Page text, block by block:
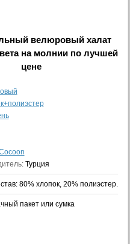
велюровый халат
на молниипо лучшей
цене
Турция
80% хлопок, 20% полиэстер.
пакет или сумка